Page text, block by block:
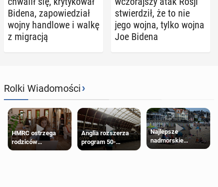
Bidena, za­po­wie­dział
wojny han­dlo­we i walkę
z mi­gra­cją
stwier­dził, że to nie
jego wojna, tylko wojna
Joe Bidena
Rolki Wiadomości›
HMRC ostrzega
rodziców
pobierających Child
Anglia rozszerza
program 50-
procentowych
Najlepsze
nadmorskie
miasteczko blisko